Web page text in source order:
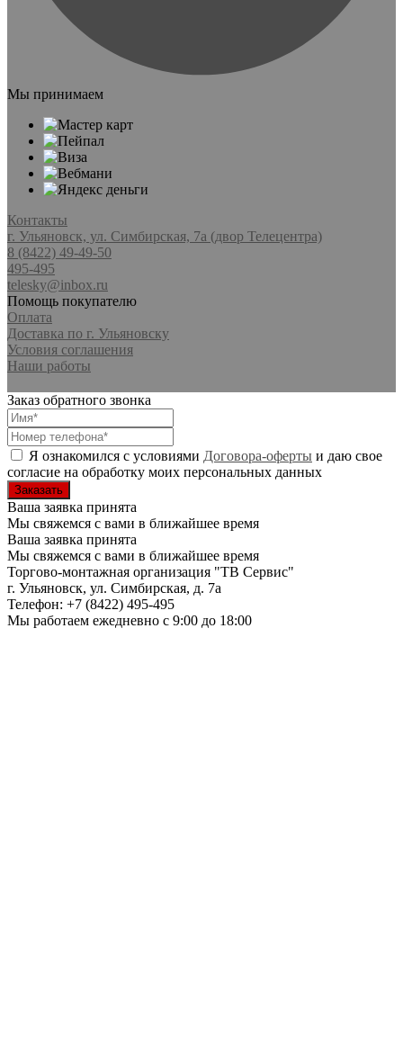
Мы принимаем
Контакты
г. Ульяновск, ул. Симбирская, 7а (двор Телецентра)
8 (8422) 49-49-50
495-495
telesky@inbox.ru
Помощь покупателю
Оплата
Доставка по г. Ульяновску
Условия соглашения
Наши работы
Заказ обратного звонка
Я ознакомился с условиями Договора-оферты и даю свое
согласие на обработку моих персональных данных
Ваша заявка принята
Мы свяжемся с вами в ближайшее время
Ваша заявка принята
Мы свяжемся с вами в ближайшее время
Торгово-монтажная организация "ТВ Сервис"
г. Ульяновск, ул. Симбирская, д. 7а
Телефон: +7 (8422) 495-495
Мы работаем ежедневно с 9:00 до 18:00